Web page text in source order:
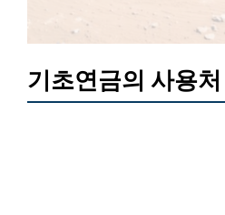
기초연금의 사용처